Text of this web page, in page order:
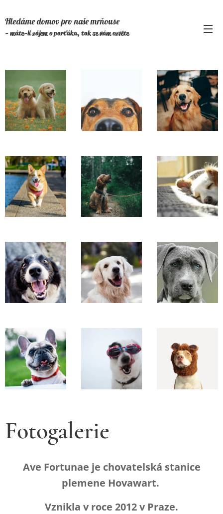
Hledáme domov pro naše mrňouse
- máte-li zájem o parťáka, tak se nám ozvěte
Fotogalerie
Ave Fortunae je chovatelská stanice
plemene Hovawart.
Vznikla v roce 2012 v Praze.